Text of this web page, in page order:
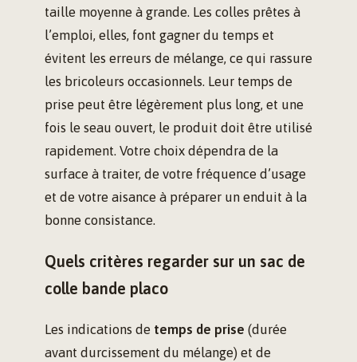
taille moyenne à grande. Les colles prêtes à
l’emploi, elles, font gagner du temps et
évitent les erreurs de mélange, ce qui rassure
les bricoleurs occasionnels. Leur temps de
prise peut être légèrement plus long, et une
fois le seau ouvert, le produit doit être utilisé
rapidement. Votre choix dépendra de la
surface à traiter, de votre fréquence d’usage
et de votre aisance à préparer un enduit à la
bonne consistance.
Quels critères regarder sur un sac de
colle bande placo
Les indications de temps de prise (durée
avant durcissement du mélange) et de